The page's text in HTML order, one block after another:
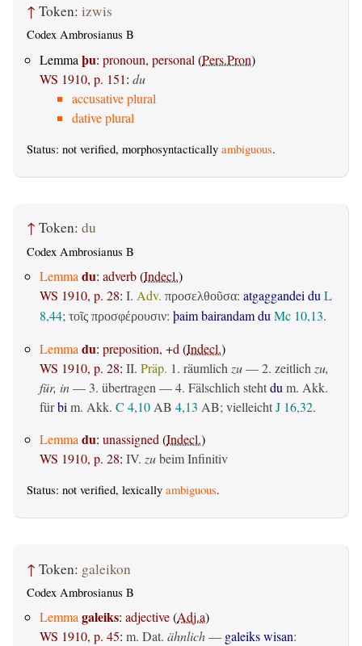
↑ Token: izwis
Codex Ambrosianus B
Lemma þu: pronoun, personal (Pers.Pron)
WS 1910, p. 151: du
accusative plural
dative plural
Status: not verified, morphosyntactically ambiguous.
↑ Token: du
Codex Ambrosianus B
Lemma du: adverb(Indecl.)
WS 1910, p. 28: I. Adv. προσελθοῦσα: atgaggandei du L
8,44; τοῖς προσφέρουσιν: þaim bairandam du Mc 10,13.
Lemma du: preposition, +d (Indecl.)
WS 1910, p. 28: II. Präp. 1. räumlich zu— 2. zeitlich zu,
für, in— 3. übertragen — 4. Fälschlich stehtdu m. Akk.
fürbi m. Akk. C 4,10 AB 4,13 AB; vielleichtJ 16,32.
Lemma du: unassigned (Indecl.)
WS 1910, p. 28: IV. zubeim Infinitiv
Status: not verified, lexically ambiguous.
↑ Token: galeikon
Codex Ambrosianus B
Lemma galeiks: adjective(Adj.a)
WS 1910, p. 45: m. Dat. ähnlich— galeiks wisan: